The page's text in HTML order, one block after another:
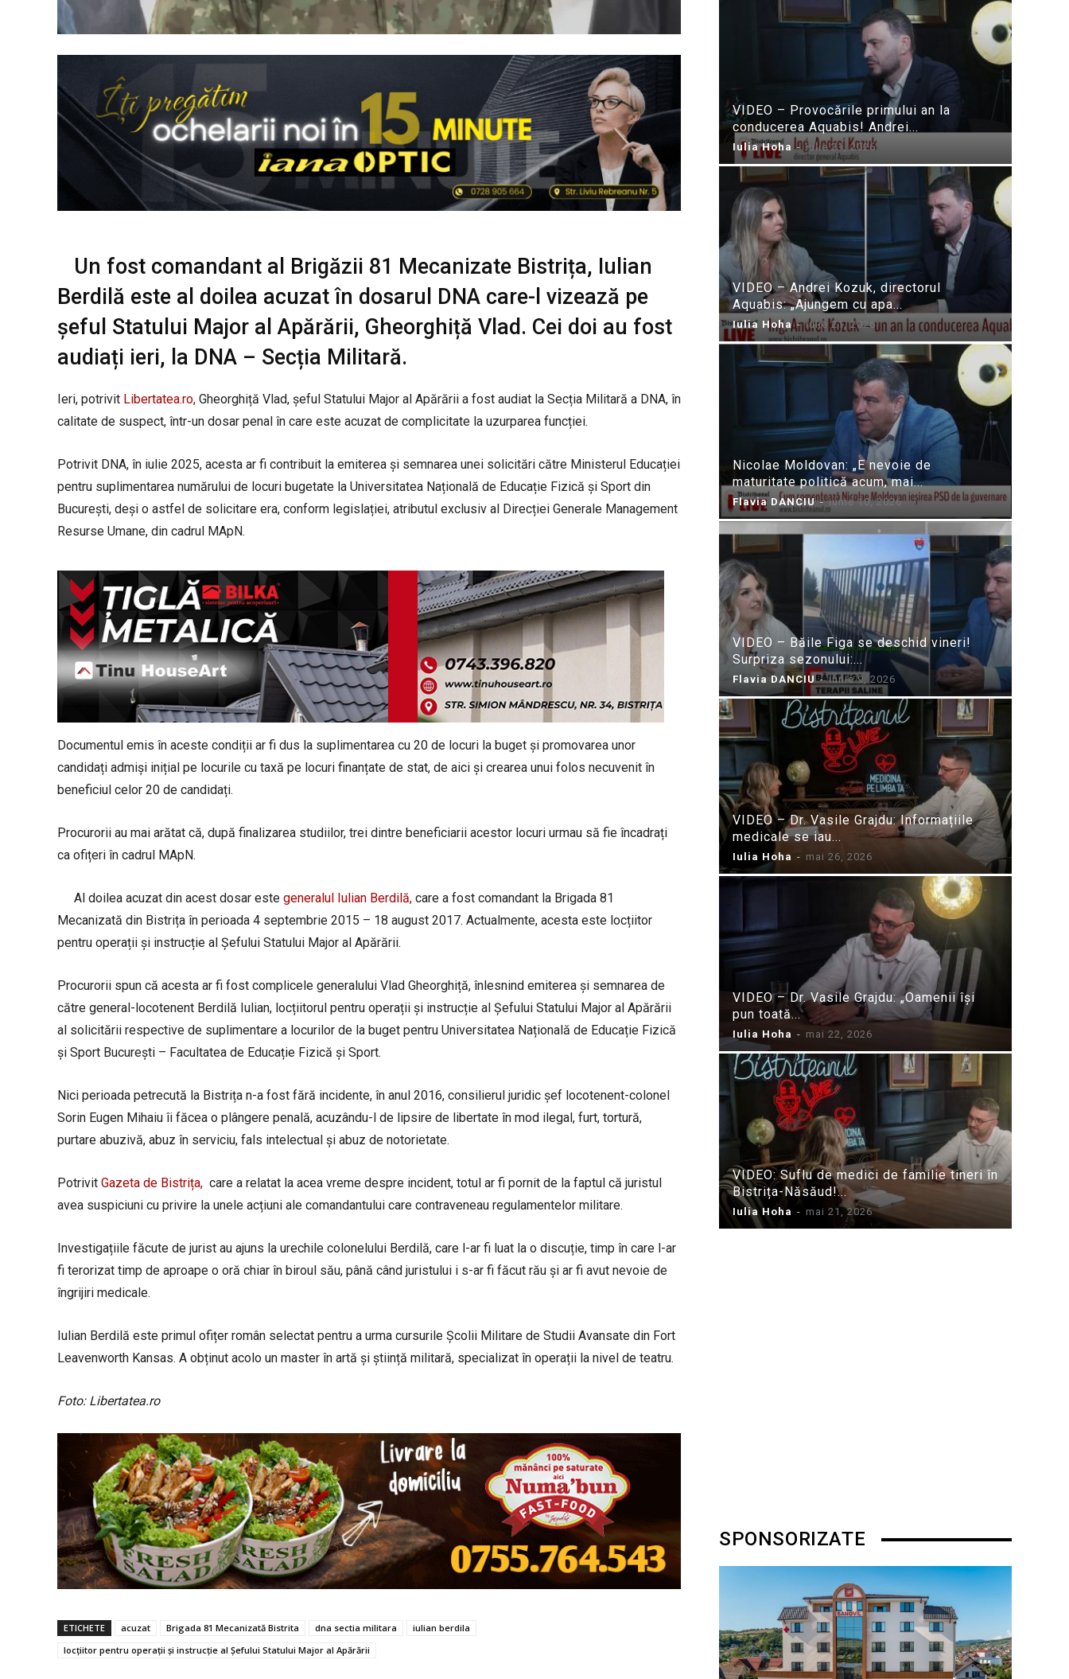
Un fost comandant al Brigăzii 81 Mecanizate Bistrița, Iulian
Berdilă este al doilea acuzat în dosarul DNA care-l vizează pe
șeful Statului Major al Apărării, Gheorghiță Vlad. Cei doi au fost
audiați ieri, la DNA – Secția Militară.
Ieri, potrivit Libertatea.ro, Gheorghiță Vlad, șeful Statului Major al Apărării a fost audiat la Secția Militară a DNA, în
calitate de suspect, într-un dosar penal în care este acuzat de complicitate la uzurparea funcției.
Potrivit DNA, în iulie 2025, acesta ar fi contribuit la emiterea și semnarea unei solicitări către Ministerul Educației
pentru suplimentarea numărului de locuri bugetate la Universitatea Națională de Educație Fizică și Sport din
București, deși o astfel de solicitare era, conform legislației, atributul exclusiv al Direcției Generale Management
Resurse Umane, din cadrul MApN.
Documentul emis în aceste condiții ar fi dus la suplimentarea cu 20 de locuri la buget și promovarea unor
candidați admiși inițial pe locurile cu taxă pe locuri finanțate de stat, de aici și crearea unui folos necuvenit în
beneficiul celor 20 de candidați.
Procurorii au mai arătat că, după finalizarea studiilor, trei dintre beneficiarii acestor locuri urmau să fie încadrați
ca ofițeri în cadrul MApN.
Al doilea acuzat din acest dosar este generalul Iulian Berdilă, care a fost comandant la Brigada 81
Mecanizată din Bistrița în perioada 4 septembrie 2015 – 18 august 2017. Actualmente, acesta este locțiitor
pentru operații și instrucție al Șefului Statului Major al Apărării.
Procurorii spun că acesta ar fi fost complicele generalului Vlad Gheorghiță, înlesnind emiterea și semnarea de
către general-locotenent Berdilă Iulian, locțiitorul pentru operații și instrucție al Șefului Statului Major al Apărării
al solicitării respective de suplimentare a locurilor de la buget pentru Universitatea Națională de Educație Fizică
și Sport București – Facultatea de Educație Fizică și Sport.
Nici perioada petrecută la Bistrița n-a fost fără incidente, în anul 2016, consilierul juridic șef locotenent-colonel
Sorin Eugen Mihaiu îi făcea o plângere penală, acuzându-l de lipsire de libertate în mod ilegal, furt, tortură,
purtare abuzivă, abuz în serviciu, fals intelectual și abuz de notorietate.
Potrivit Gazeta de Bistrița, care a relatat la acea vreme despre incident, totul ar fi pornit de la faptul că juristul
avea suspiciuni cu privire la unele acțiuni ale comandantului care contraveneau regulamentelor militare.
Investigațiile făcute de jurist au ajuns la urechile colonelului Berdilă, care l-ar fi luat la o discuție, timp în care l-ar
fi terorizat timp de aproape o oră chiar în biroul său, până când juristului i s-ar fi făcut rău și ar fi avut nevoie de
îngrijiri medicale.
Iulian Berdilă este primul ofițer român selectat pentru a urma cursurile Școlii Militare de Studii Avansate din Fort
Leavenworth Kansas. A obținut acolo un master în artă și știință militară, specializat în operații la nivel de teatru.
Foto: Libertatea.ro
ETICHETE acuzat Brigada 81 Mecanizată Bistrita dna sectia militara
iulian berdila
locțiitor pentru operații și instrucție al Șefului Statului Major al Apărării
VIDEO – Provocările primului an la
conducerea Aquabis! Andrei...
Iulia Hoha - iulie 21, 2026
VIDEO – Andrei Kozuk, directorul
Aquabis: „Ajungem cu apa...
Iulia Hoha - iulie 21, 2026
Nicolae Moldovan: „E nevoie de
maturitate politică acum, mai...
Flavia DANCIU - iunie 10, 2026
VIDEO – Băile Figa se deschid vineri!
Surpriza sezonului:...
Flavia DANCIU - iunie 9, 2026
VIDEO – Dr. Vasile Grajdu: Informațiile
medicale se iau...
Iulia Hoha - mai 26, 2026
VIDEO – Dr. Vasile Grajdu: „Oamenii își
pun toată...
Iulia Hoha - mai 22, 2026
VIDEO: Suflu de medici de familie tineri în
Bistrița-Năsăud!...
Iulia Hoha - mai 21, 2026
SPONSORIZATE